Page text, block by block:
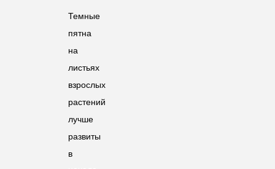
Темные
пятна
на
листьях
взрослых
растений
лучше
развиты
в